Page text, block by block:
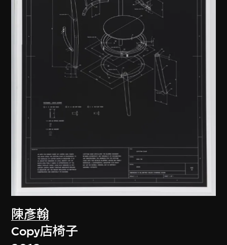
陳彥翰
Copy店椅子